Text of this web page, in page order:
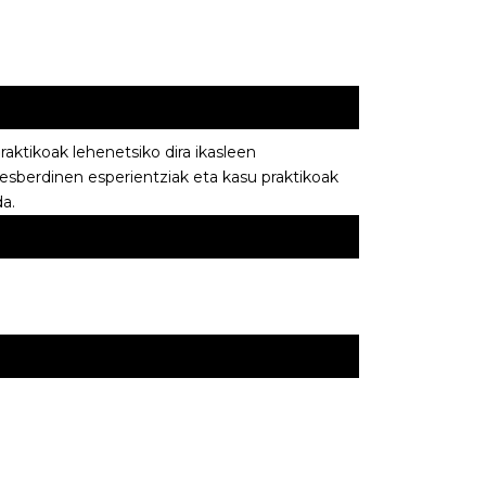
lehenetsiko dira ikasleen
esperientziak eta kasu praktikoak